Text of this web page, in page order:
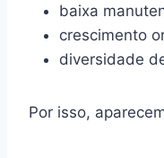
baixa
crescimento
diversidade
Por isso,